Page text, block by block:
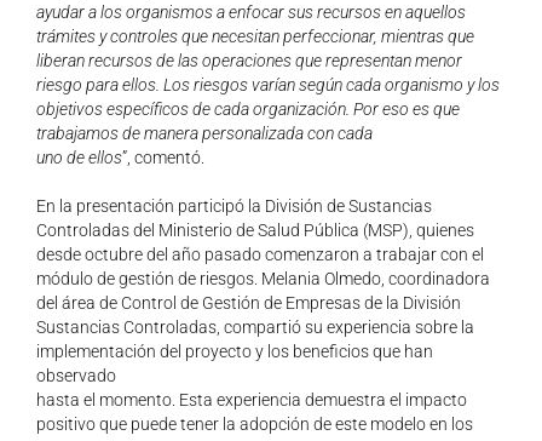
ayudar a losorganismos a enfocar sus recursos en aquellos
trámites y controles que necesitanperfeccionar, mientras que
liberan recursos de las operaciones que representan menor
riesgo para ellos. Los riesgos varían según cada organismo y los
objetivos específicosde cada organización. Por eso es que
trabajamos de manera personalizada con cada
uno de ellos”, comentó.
En la presentación participó la División de Sustancias
Controladas del Ministerio de Salud Pública (MSP), quienes
desde octubre del año pasado comenzaron a trabajar con el
módulo de gestión de riesgos. Melania Olmedo, coordinadora
del área de Control de Gestión de Empresas de la División
Sustancias Controladas, compartió su experiencia sobre la
implementación del proyecto y los beneficios que han
observado
hasta el momento. Esta experiencia demuestra el impacto
positivo que puede tener la adopción de este modelo en los